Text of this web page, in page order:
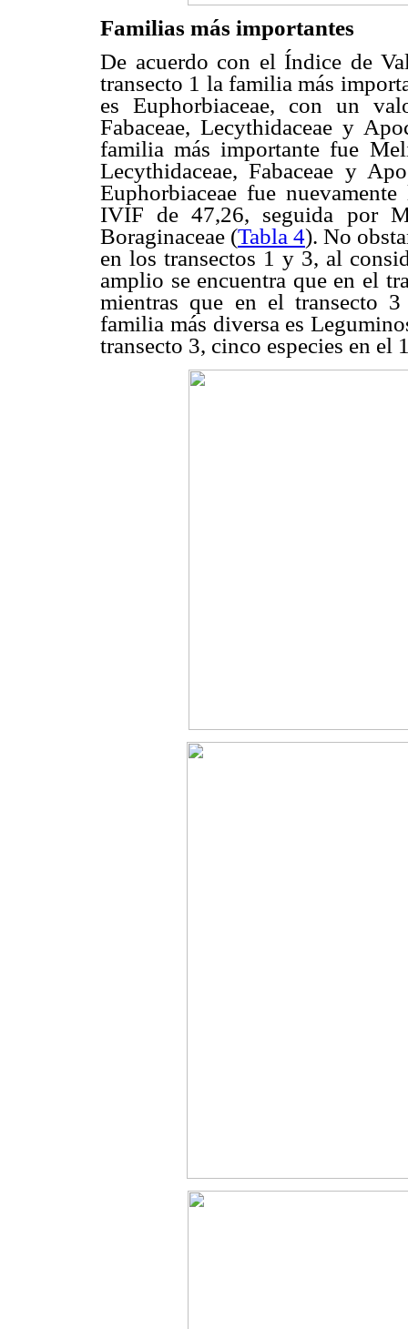
Familias más importantes
De acuerdo con el Índice de
transecto 1 la familia más
es Euphorbiaceae, con un
Fabaceae, Lecythidaceae y
familia más importante fue
Lecythidaceae, Fabaceae y
Euphorbiaceae fue
IVIF de 47,26, seguida por
Boraginaceae (Tabla 4). No
en los transectos 1 y 3, al
amplio se encuentra que en el
mientras que en el transecto
familia más diversa es
transecto 3, cinco especies en el